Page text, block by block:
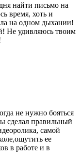
найти письмо на
время, хоть и
на одном дыхании!
Не удивляюсь твоим
не нужно бояться
сделал правильный
самой
ее
в работе и в